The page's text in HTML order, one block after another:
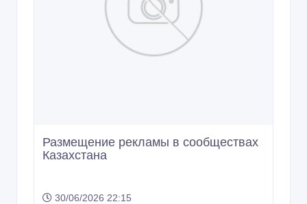
Размещение рекламы в сообществах
Казахстана
30/06/2026 22:15